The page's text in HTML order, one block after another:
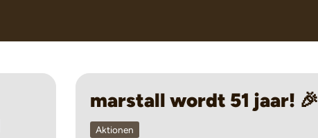
marstall wordt 51 jaar! 🎉
Aktionen